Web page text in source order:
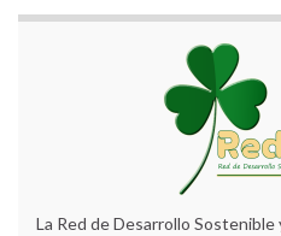
La Red de Desarrollo